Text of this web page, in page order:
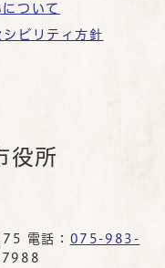
ついて
シビリティ方針
役所
電話： 075-983-
7988